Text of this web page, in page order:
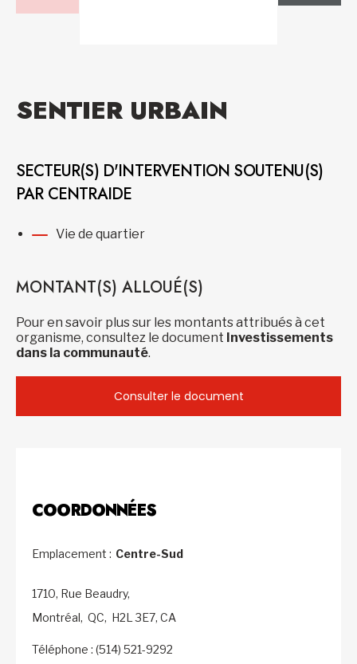
SENTIER URBAIN
SECTEUR(S) D'INTERVENTION SOUTENU(S)
PAR CENTRAIDE
Vie de quartier
MONTANT(S) ALLOUÉ(S)
Pour en savoir plus sur les montants attribués à cet
organisme, consultez le document Investissements
dans la communauté.
Consulter le document
COORDONNÉES
Emplacement : Centre-Sud
1710, Rue Beaudry,
Montréal, QC, H2L 3E7, CA
Téléphone : (514) 521-9292